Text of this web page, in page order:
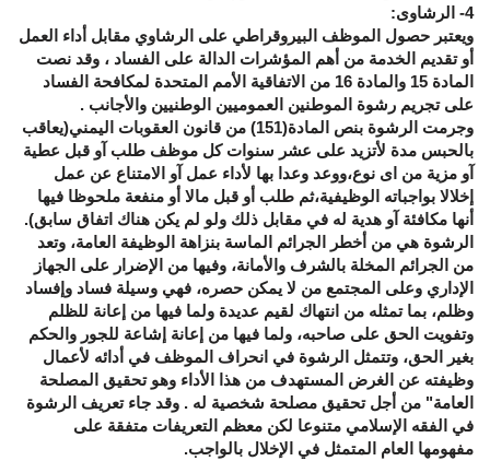
4- الرشاوى:
ويعتبر حصول الموظف البيروقراطي على الرشاوي مقابل أداء العمل
أو تقديم الخدمة من أهم المؤشرات الدالة على الفساد ، وقد نصت
المادة 15 والمادة 16 من الاتفاقية الأمم المتحدة لمكافحة الفساد
على تجريم رشوة الموطنين العموميين الوطنيين والأجانب .
وجرمت الرشوة بنص المادة(151) من قانون العقوبات اليمني(يعاقب
بالحبس مدة لأتزيد على عشر سنوات كل موظف طلب آو قبل عطية
آو مزية من اى نوع،ووعد وعدا بها لأداء عمل آو الامتناع عن عمل
إخلالا بواجباته الوظيفية،ثم طلب أو قبل مالا أو منفعة ملحوظا فيها
أنها مكافئة آو هدية له في مقابل ذلك ولو لم يكن هناك اتفاق سابق).
الرشوة هي من أخطر الجرائم الماسة بنزاهة الوظيفة العامة، وتعد
من الجرائم المخلة بالشرف والأمانة، وفيها من الإضرار على الجهاز
الإداري وعلى المجتمع من لا يمكن حصره، فهي وسيلة فساد وإفساد
وظلم، بما تمثله من انتهاك لقيم عديدة ولما فيها من إعانة للظلم
وتفويت الحق على صاحبه، ولما فيها من إعانة إشاعة للجور والحكم
بغير الحق، وتتمثل الرشوة في انحراف الموظف في أدائه لأعمال
وظيفته عن الغرض المستهدف من هذا الأداء وهو تحقيق المصلحة
العامة" من أجل تحقيق مصلحة شخصية له . وقد جاء تعريف الرشوة
في الفقه الإسلامي متنوعا لكن معظم التعريفات متفقة على
مفهومها العام المتمثل في الإخلال بالواجب.